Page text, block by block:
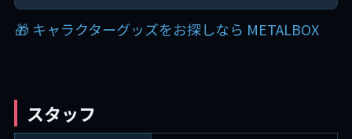
🎁 キャラクターグッズをお探しなら METALBOX
スタッフ